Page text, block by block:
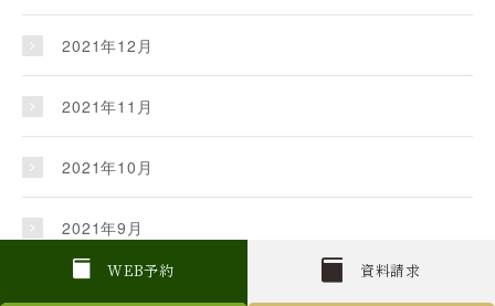
W EB予約 資料請求
2021年12月
2021年11月
2021年10月
2021年9月